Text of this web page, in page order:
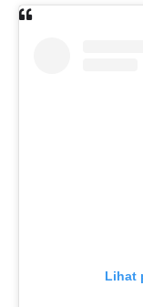
Lihat